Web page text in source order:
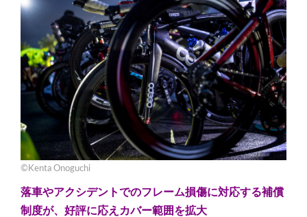
©Kenta Onoguchi
落車やアクシデントでのフレーム損傷に対応する補償
制度が、好評に応えカバー範囲を拡大